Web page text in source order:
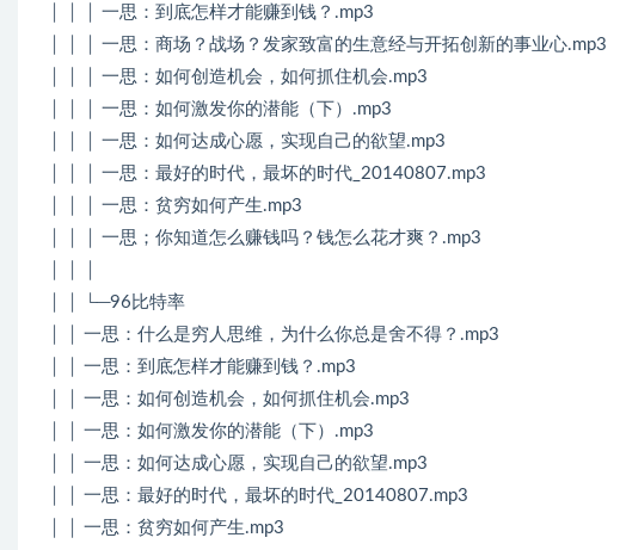
│ │ │ 一思：到底怎样才能赚到钱？.mp3
│ │ │ 一思：商场？战场？发家致富的生意经与开拓创新的事业心.mp3
│ │ │ 一思：如何创造机会，如何抓住机会.mp3
│ │ │ 一思：如何激发你的潜能（下）.mp3
│ │ │ 一思：如何达成心愿，实现自己的欲望.mp3
│ │ │ 一思：最好的时代，最坏的时代_20140807.mp3
│ │ │ 一思：贫穷如何产生.mp3
│ │ │ 一思；你知道怎么赚钱吗？钱怎么花才爽？.mp3
│ │ └─96比特率
│ │ 一思：什么是穷人思维，为什么你总是舍不得？.mp3
│ │ 一思：到底怎样才能赚到钱？.mp3
│ │ 一思：如何创造机会，如何抓住机会.mp3
│ │ 一思：如何激发你的潜能（下）.mp3
│ │ 一思：如何达成心愿，实现自己的欲望.mp3
│ │ 一思：最好的时代，最坏的时代_20140807.mp3
│ │ 一思：贫穷如何产生.mp3